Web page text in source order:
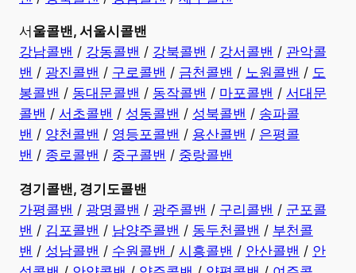
서 울콜밴, 서울시콜밴
강남콜밴 / 강동콜밴 / 강북콜밴 / 강서콜밴 / 관악콜
밴 / 광진콜밴 / 구로콜밴 / 금천콜밴 / 노원콜밴 / 도
봉콜밴 / 동대문콜밴 / 동작콜밴 / 마포콜밴 / 서대문
콜밴 / 서초콜밴 / 성동콜밴 / 성북콜밴 / 송파콜
밴 / 양천콜밴 / 영등포콜밴 / 용산콜밴 / 은평콜
밴 / 종로콜밴 / 중구콜밴 / 중랑콜밴
경기콜밴, 경기도콜밴
가평콜밴 / 광명콜밴 / 광주콜밴 / 구리콜밴 / 군포콜
밴 / 김포콜밴 / 남양주콜밴 / 동두천콜밴 / 부천콜
밴 / 성남콜밴 / 수원콜밴 / 시흥콜밴 / 안산콜밴 / 안